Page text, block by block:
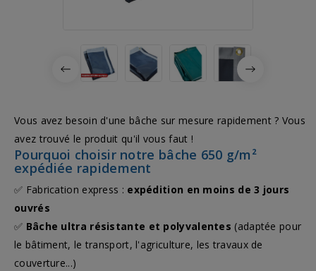
Vous avez besoin d'une bâche sur mesure rapidement ? Vous
avez trouvé le produit qu'il vous faut !
Pourquoi choisir notre bâche 650 g/m²
expédiée rapidement
✅ Fabrication express : expédition en moins de 3 jours
ouvrés
✅ Bâche ultra résistante et polyvalentes (adaptée pour
le bâtiment, le transport, l'agriculture, les travaux de
couverture...)